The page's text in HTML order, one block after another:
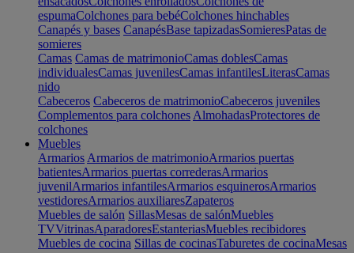
espumaColchones para bebéColchones hinchables
Canapés y bases CanapésBase tapizadasSomieresPatas de
somieres
Camas Camas de matrimonioCamas doblesCamas
individualesCamas juvenilesCamas infantilesLiterasCamas
nido
Cabeceros Cabeceros de matrimonioCabeceros juveniles
Complementos para colchones AlmohadasProtectores de
colchones
Muebles
Armarios Armarios de matrimonioArmarios puertas
batientesArmarios puertas correderasArmarios
juvenilArmarios infantilesArmarios esquinerosArmarios
vestidoresArmarios auxiliaresZapateros
Muebles de salón SillasMesas de salónMuebles
TVVitrinasAparadoresEstanteriasMuebles recibidores
Muebles de cocina Sillas de cocinasTaburetes de cocinaMesas